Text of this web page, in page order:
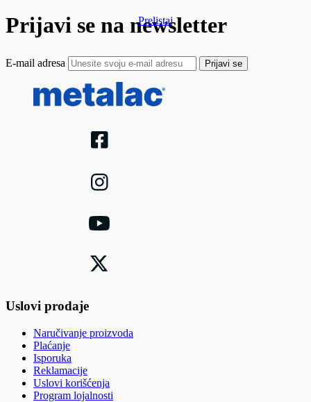
Prelistaj
Prijavi se na newsletter
E-mail adresa Prijavi se
Uslovi prodaje
Naručivanje proizvoda
Plaćanje
Isporuka
Reklamacije
Uslovi korišćenja
Program lojalnosti